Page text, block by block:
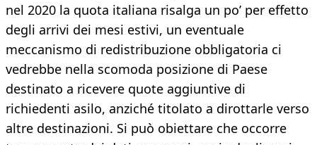
nel 2020 la quota italiana risalga un po’ per effetto
degli arrivi dei mesi estivi, un eventuale
meccanismo di redistribuzione obbligatoria ci
vedrebbe nella scomoda posizione di Paese
destinato a ricevere quote aggiuntive di
richiedenti asilo, anziché titolato a dirottarle verso
altre destinazioni. Si può obiettare che occorre